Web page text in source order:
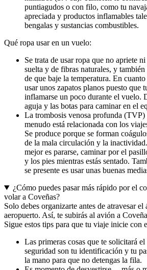
puntiagudos o con filo, como tu
apreciada y productos inflamables
bengalas y sustancias combustibles.
Qué ropa usar en un vuelo:
Se trata de usar ropa que no apriete
suelta y de fibras naturales, y
de que baje la temperatura. En
usar unos zapatos planos puesto que
inflamarse un poco durante el vuelo.
aguja y las botas para caminar en el
La trombosis venosa profunda (TVP)
menudo está relacionada con los
Se produce porque se forman
de la mala circulación y la
mejor es pararse, caminar por el
y los pies mientras estás sentado.
se presente es usar unas buenas
¿Cómo puedes pasar más rápido por el
volar a Coveñas?
Solo debes organizarte antes de atravesar el
aeropuerto. Así, te subirás al avión a
Sigue estos tips para que tu viaje inicie con
Las primeras cosas que te solicitará
seguridad son tu identificación y tu
la mano para que no detengas la fila.